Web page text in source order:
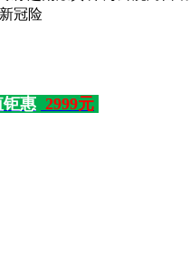
冠险
钜惠 2999元